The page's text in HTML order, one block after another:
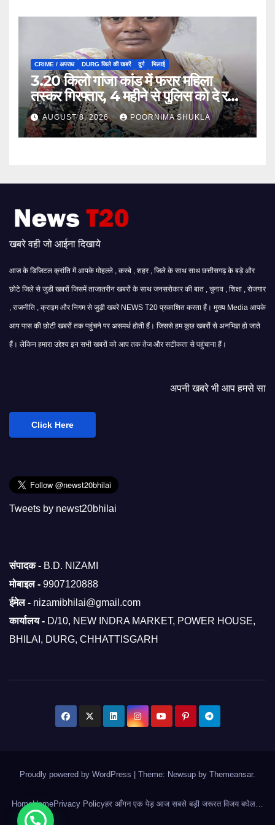
CRIME / अपराध DURG जिले की खबरें दुर्ग भिलाई
3.20 किलो गांजा कांड में फरार महिला
तस्कर गिरफ्तार, 4 महीने से पुलिस को दे रही
थी चकमा…
AUGUST 8, 2026 POORNIMA SHUKLA
खबरे वही जो आईना दिखाये
आज के डिजिटल क्रांति में आपके मोहल्ले , कस्बे , शहर , जिले के साथ साथ छत्तीसगढ़ के बड़े और
छोटे जिले से जुडी खबरों जिसमें ताजातरीन खबरों के साथ जनसरोकार की बात , चुनाव , शिक्षा , रोजगार
, राजनीति , क्राइम और निगम से जुड़ी खबरें NEWS T20 प्रकाशित करता हैं। मुख्य Media आपके
आप पास की छोटी खबरों तक पहुंचने पर असमर्थ होती हैं। जिससे हम कुछ खबरों से अनभिज्ञ हो जाते
हैं। लेकिन हमारा उद्देश्य इन सभी खबरों को आप तक तेज और सटीकता से पहुंचाना हैं।
अपनी खबरे भी आप हमसे साझा कर सकते हैं।
Click Here
Tweets by newst20bhilai
संपादक - B.D. NIZAMI
मोबाइल - 9907120888
ईमेल - nizamibhilai@gmail.com
कार्यालय - D/10, NEW INDRA MARKET, POWER HOUSE,
BHILAI, DURG, CHHATTISGARH
Proudly powered by WordPress Theme: Newsup by Themeansar.
HomeHomePrivacy Policyहर आँगन एक पेड़ आज सबसे बड़ी जरूरत विजय बघेल…